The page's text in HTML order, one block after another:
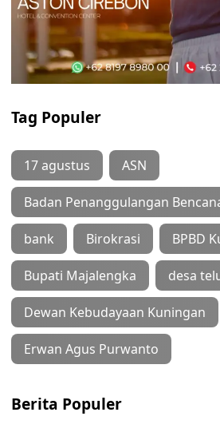
Tag Populer
17 agustus ASN
Badan Penanggulangan
bank Birokrasi BPBD
Bupati Majalengka desa
Dewan Kebudayaan Kuningan
Erwan Agus Purwanto
Berita Populer